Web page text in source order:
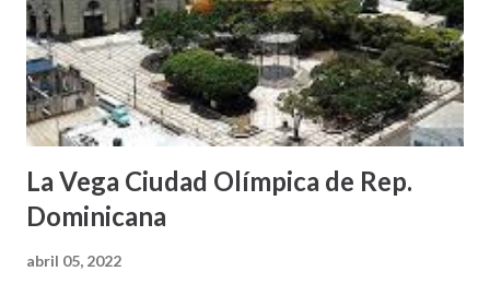
La Vega Ciudad Olímpica de Rep.
Dominicana
abril 05, 2022